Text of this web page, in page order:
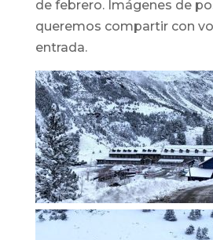
de febrero. Imágenes de
queremos compartir con
entrada.